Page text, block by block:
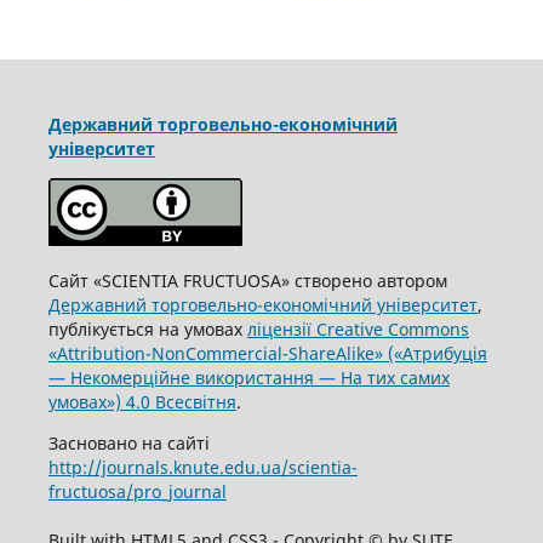
Державний торговельно-економічний
університет
Сайт «SCIENTIA FRUCTUOSA» створено автором
Державний торговельно-економічний університет,
публікується на умовах ліцензії Creative Commons
«Attribution-NonCommercial-ShareAlike» («Атрибуція
— Некомерційне використання — На тих самих
умовах») 4.0 Всесвітня.
Засновано на сайті
http://journals.knute.edu.ua/scientia-
fructuosa/pro_journal